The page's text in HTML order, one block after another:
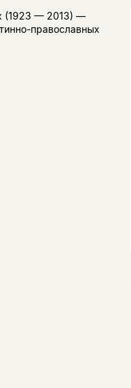
(1923 — 2013) —
православных